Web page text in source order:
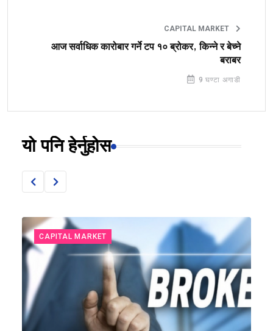
CAPITAL MARKET
आज सर्वाधिक कारोबार गर्ने टप १० ब्रोकर, किन्ने र बेच्ने
बराबर
9 घण्टा अगाडी
यो पनि हेर्नुहोस
CAPITAL MARKET